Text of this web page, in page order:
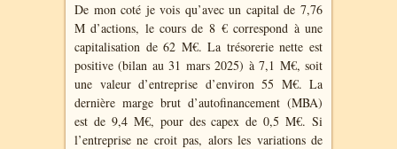
De mon coté je vois qu’avec un capital de 7,76
M d’actions, le cours de 8 € correspond à une
capitalisation de 62 M€. La trésorerie nette est
positive (bilan au 31 mars 2025) à 7,1 M€, soit
une valeur d’entreprise d’environ 55 M€. La
dernière marge brut d’autofinancement (MBA)
est de 9,4 M€, pour des capex de 0,5 M€. Si
l’entreprise ne croit pas, alors les variations de